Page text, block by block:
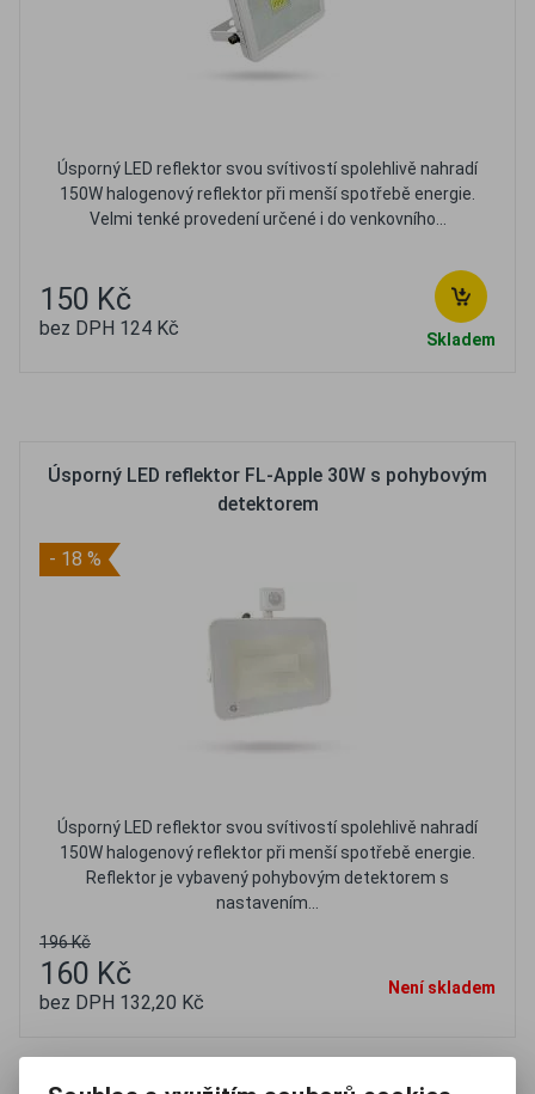
Úsporný LED reflektor svou svítivostí spolehlivě nahradí
150W halogenový reflektor při menší spotřebě energie.
Velmi tenké provedení určené i do venkovního...
150 Kč
bez DPH 124 Kč Skladem
Úsporný LED reflektor FL-Apple 30W s pohybovým
detektorem
- 18 %
Úsporný LED reflektor svou svítivostí spolehlivě nahradí
150W halogenový reflektor při menší spotřebě energie.
Reflektor je vybavený pohybovým detektorem s
nastavením...
196 Kč
160 Kč
bez DPH 132,20 Kč
Není skladem